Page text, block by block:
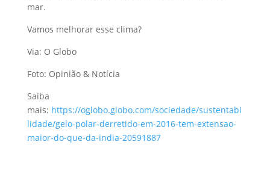
mar.
Vamos melhorar esse clima?
Via: O Globo
Foto: Opinião & Notícia
Saiba
mais: https://oglobo.globo.com/sociedade/sustentabi
lidade/gelo-polar-derretido-em-2016-tem-extensao-
maior-do-que-da-india-20591887